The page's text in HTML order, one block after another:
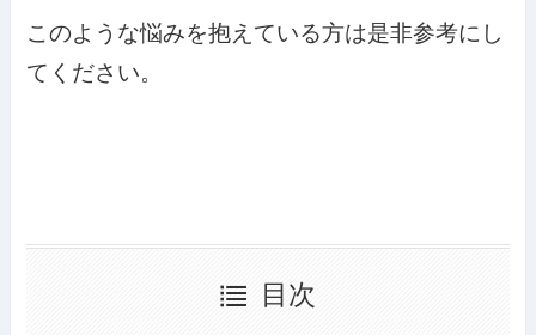
このような悩みを抱えている方は是非参考にし
てください。
目次